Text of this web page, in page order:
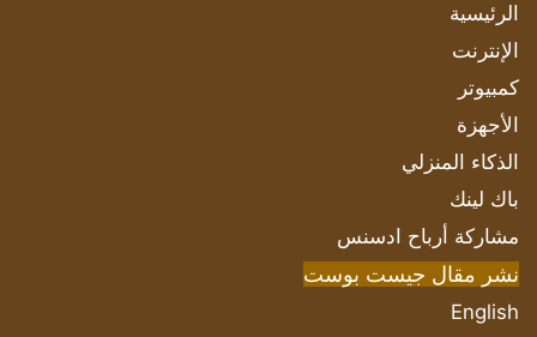
الرئيسية
الإنترنت
كمبيوتر
الأجهزة
الذكاء المنزلي
باك لينك
مشاركة أرباح ادسنس
نشر مقال جيست بوست
English